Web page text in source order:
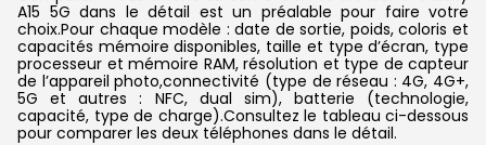
A15 5G dans le détail est un préalable pour faire votre
choix.Pour chaque modèle : date de sortie, poids, coloris et
capacités mémoire disponibles, taille et type d’écran, type
processeur et mémoire RAM, résolution et type de capteur
de l’appareil photo,connectivité (type de réseau : 4G, 4G+,
5G et autres : NFC, dual sim), batterie (technologie,
capacité, type de charge).Consultez le tableau ci-dessous
pour comparer les deux téléphones dans le détail.